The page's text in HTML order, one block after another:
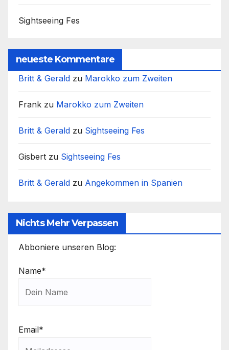
Sightseeing Fes
neueste Kommentare
Britt & Gerald zu Marokko zum Zweiten
Frank zu Marokko zum Zweiten
Britt & Gerald zu Sightseeing Fes
Gisbert zu Sightseeing Fes
Britt & Gerald zu Angekommen in Spanien
Nichts Mehr Verpassen
Abboniere unseren Blog:
Name*
Email*